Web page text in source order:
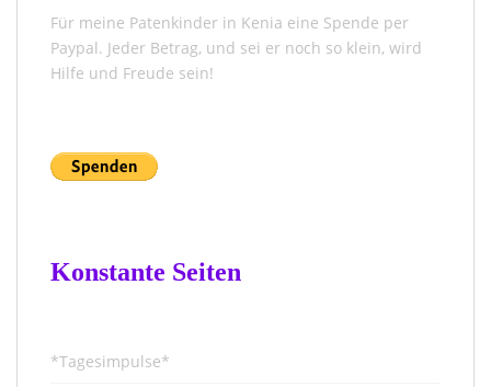
Für meine Patenkinder in Kenia eine Spende per
Paypal. Jeder Betrag, und sei er noch so klein, wird
Hilfe und Freude sein!
Konstante Seiten
*Tagesimpulse*